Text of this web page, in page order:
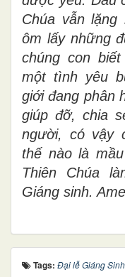
Chúa vẫn
ôm lấy những
chúng con
một tình yêu
giới đang phân
giúp đỡ, chia
người, có vậy
thế nào là
Thiên Chúa
Giáng sinh.
Tags: Đại lễ Giáng Sinh